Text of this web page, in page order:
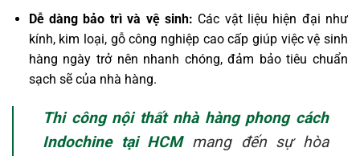
Dễ dàng bảo trì và vệ sinh: Các vật liệu hiện đại như
kính, kim loại, gỗ công nghiệp cao cấp giúp việc vệ sinh
hàng ngày trở nên nhanh chóng, đảm bảo tiêu chuẩn
sạch sẽ của nhà hàng.
Thi công nội thất nhà hàng phong cách
Indochine tại HCMmang đến sự hòa